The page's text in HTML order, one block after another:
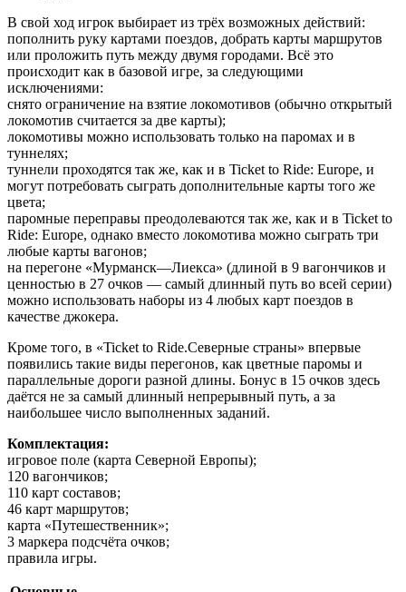
В свой ход игрок выбирает из трёх возможных действий:
пополнить руку картами поездов, добрать карты маршрутов
или проложить путь между двумя городами. Всё это
происходит как в базовой игре, за следующими
исключениями:
снято ограничение на взятие локомотивов (обычно открытый
локомотив считается за две карты);
локомотивы можно использовать только на паромах и в
туннелях;
туннели проходятся так же, как и в Ticket to Ride: Europe, и
могут потребовать сыграть дополнительные карты того же
цвета;
паромные переправы преодолеваются так же, как и в Ticket to
Ride: Europe, однако вместо локомотива можно сыграть три
любые карты вагонов;
на перегоне «Мурманск—Лиекса» (длиной в 9 вагончиков и
ценностью в 27 очков — самый длинный путь во всей серии)
можно использовать наборы из 4 любых карт поездов в
качестве джокера.
Кроме того, в «Ticket to Ride.Северные страны» впервые
появились такие виды перегонов, как цветные паромы и
параллельные дороги разной длины. Бонус в 15 очков здесь
даётся не за самый длинный непрерывный путь, а за
наибольшее число выполненных заданий.
Комплектация:
игровое поле (карта Северной Европы);
120 вагончиков;
110 карт составов;
46 карт маршрутов;
карта «Путешественник»;
3 маркера подсчёта очков;
правила игры.